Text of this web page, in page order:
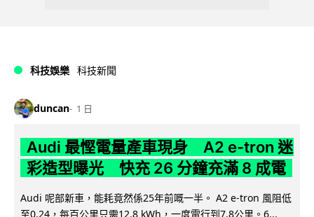
科技娛樂 科技新聞
duncan 1 日
Audi 最慳電量產車現身 A2 e-tron 迷
彩造型曝光 快充 26 分鐘充滿 8 成電
Audi 呢部新車，能耗竟然係25年前嘅一半。 A2 e-tron 風阻低
至0.24，每百公里只需12.8 kWh，一度電行到7.8公里。6...